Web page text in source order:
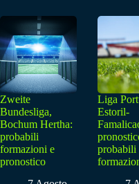
Zweite
Bundesliga,
Bochum Hertha:
probabili
formazioni e
pronostico
Liga
Estoril-
probabili